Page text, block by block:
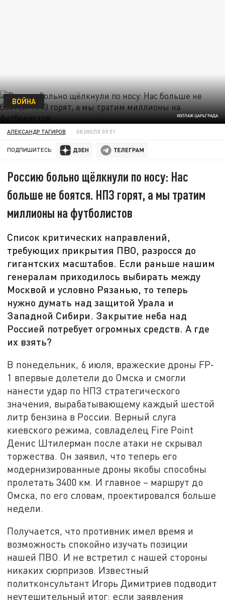
КОЛЛАЖ ЦАРЬГРАДА
ВОЙНА
АЛЕКСАНДР ТАГИРОВ 08 ИЮЛЯ 09:51
ПОДПИШИТЕСЬ:
Россию больно щёлкнули по носу: Нас
больше не боятся. НПЗ горят, а мы тратим
миллионы на футболистов
Список критических направлений,
требующих прикрытия ПВО, разросся до
гигантских масштабов. Если раньше нашим
генералам приходилось выбирать между
Москвой и условно Рязанью, то теперь
нужно думать над защитой Урала и
Западной Сибири. Закрытие неба над
Россией потребует огромных средств. А где
их взять?
В понедельник, 6 июля, вражеские дроны FP-
1 впервые долетели до Омска и смогли
нанести удар по НПЗ стратегического
значения, вырабатывающему каждый шестой
литр бензина в России. Верный слуга
киевского режима, совладелец Fire Point
Денис Штилерман после атаки не скрывал
торжества. Он заявил, что теперь его
модернизированные дроны якобы способны
пролетать 3400 км. И главное – маршрут до
Омска, по его словам, проектировался больше
недели.
Получается, что противник имел время и
возможность спокойно изучать позиции
нашей ПВО. И не встретил с нашей стороны
никаких сюрпризов. Известный
политконсультант Игорь Димитриев подводит
неутешительный итог: если заявления